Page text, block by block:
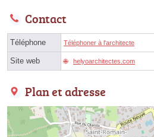
Contact
Téléphone Téléphoner à l'architecte
Site web helyoarchitectes.com
Plan et adresse